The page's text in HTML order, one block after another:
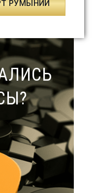
РУМЫНИИ